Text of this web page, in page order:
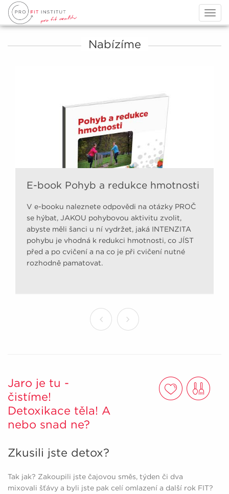
Nabízíme
E-book Pohyb a redukce hmotnosti
V e-booku naleznete odpovědi na otázky PROČ
se hýbat, JAKOU pohybovou aktivitu zvolit,
abyste měli šanci u ní vydržet, jaká INTENZITA
pohybu je vhodná k redukci hmotnosti, co JÍST
před a po cvičení a na co je při cvičení nutné
rozhodně pamatovat.
Jaro je tu -
čistíme!
Detoxikace těla! A
nebo snad ne?
Zkusili jste detox?
Tak jak? Zakoupili jste čajovou směs, týden či dva
mixovali šťávy a byli jste pak celí omlazení a další rok FIT?